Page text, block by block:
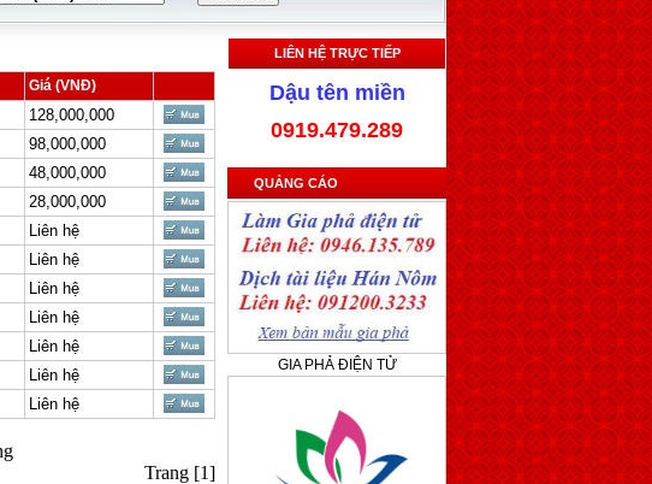
Giá (VNĐ)
128,000,000
98,000,000
48,000,000
28,000,000
Liên hệ
Liên hệ
Liên hệ
Liên hệ
Liên hệ
Liên hệ
Liên hệ
Trang [1]
LIÊN HỆ TRỰC TIẾP
Dậu tên miền
0919.479.289
QUẢNG CÁO
GIA PHẢ ĐIỆN TỬ